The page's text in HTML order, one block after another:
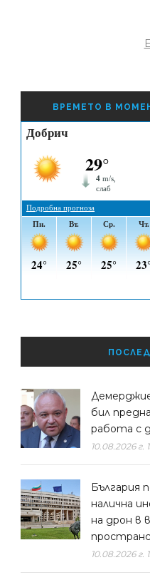
ВРЕМЕТО В
бил
работа с
10.08.2026 г.
България
налична
на дрон в
10.08.2026 г.